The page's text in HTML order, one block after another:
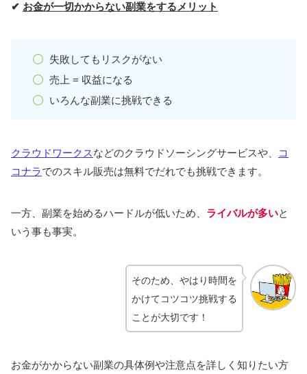
✔ お金が一切かからない副業をするメリット
失敗してもリスクがない
売上 = 収益になる
いろんな副業に挑戦できる
クラウドワークスなどのクラウドソーシングサービスや、
コ
コナラでのスキル販売は無料でだれでも挑戦できます。
一方、副業を始めるハードルが低いため、 ライバルが多いと
いう事も事実。
そのため、やはり時間を
かけてコツコツ挑戦する
ことが大切です！
お金がかからない副業の具体例や注意点を詳しく知りたい方